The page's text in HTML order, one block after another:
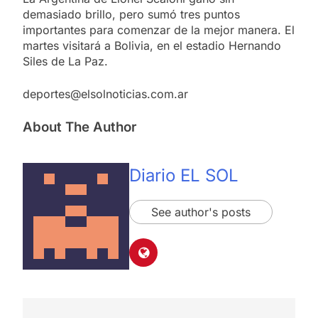
demasiado brillo, pero sumó tres puntos
importantes para comenzar de la mejor manera. El
martes visitará a Bolivia, en el estadio Hernando
Siles de La Paz.
deportes@elsolnoticias.com.ar
About The Author
Diario EL SOL
See author's posts